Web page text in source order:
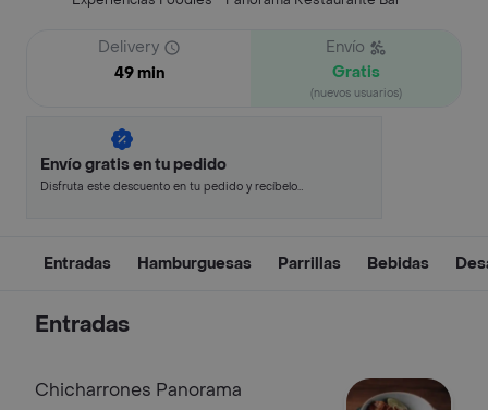
Delivery
49 min
Envío
Gratis
(nuevos usuarios)
Envío gratis en tu pedido
Disfruta este descuento en tu pedido y recíbelo
Entradas Hamburguesas Parrillas Bebidas
Entradas
Chicharrones Panorama